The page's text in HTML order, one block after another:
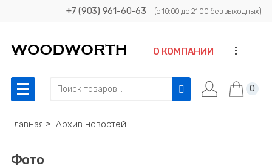
+7 (903) 961-60-63 (с 10:00 до 21:00 без выходных)
О КОМПАНИИ ...
0
Главная ˃ Архив новостей
Фото